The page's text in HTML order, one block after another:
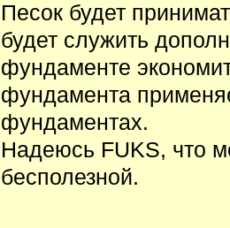
Песок будет
будет служить
фундаменте
фундамента
фундаментах.
Надеюсь FUKS, что
бесполезной.